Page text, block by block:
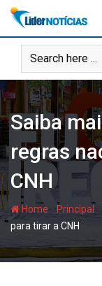
Skip
content
Saiba
regras
CNH
Home - Principal -
para tirar a CNH